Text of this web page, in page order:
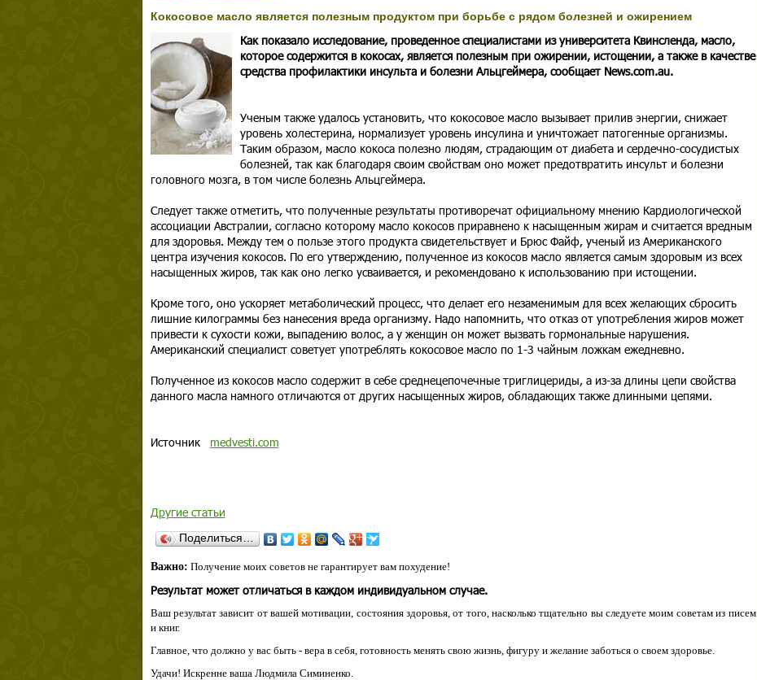
Кокосовое масло является полезным продуктом при борьбе с рядом болезней и ожирением
Как показало исследование, проведенное специалистами из университета Квинсленда, масло,
которое содержится в кокосах, является полезным при ожирении, истощении, а также в качестве
средства профилактики инсульта и болезни Альцгеймера, сообщает News.com.au.
Ученым также удалось установить, что кокосовое масло вызывает прилив энергии, снижает
уровень холестерина, нормализует уровень инсулина и уничтожает патогенные организмы.
Таким образом, масло кокоса полезно людям, страдающим от диабета и сердечно-сосудистых
болезней, так как благодаря своим свойствам оно может предотвратить инсульт и болезни
головного мозга, в том числе болезнь Альцгеймера.
Следует также отметить, что полученные результаты противоречат официальному мнению Кардиологической
ассоциации Австралии, согласно которому масло кокосов приравнено к насыщенным жирам и считается вредным
для здоровья. Между тем о пользе этого продукта свидетельствует и Брюс Файф, ученый из Американского
центра изучения кокосов. По его утверждению, полученное из кокосов масло является самым здоровым из всех
насыщенных жиров, так как оно легко усваивается, и рекомендовано к использованию при истощении.
Кроме того, оно ускоряет метаболический процесс, что делает его незаменимым для всех желающих сбросить
лишние килограммы без нанесения вреда организму. Надо напомнить, что отказ от употребления жиров может
привести к сухости кожи, выпадению волос, а у женщин он может вызвать гормональные нарушения.
Американский специалист советует употреблять кокосовое масло по 1-3 чайным ложкам ежедневно.
Полученное из кокосов масло содержит в себе среднецепочечные триглицериды, а из-за длины цепи свойства
данного масла намного отличаются от других насыщенных жиров, обладающих также длинными цепями.
Источник medvesti.com
Другие статьи
Поделиться…
Важно: Получение моих советов не гарантирует вам похудение!
Результат может отличаться в каждом индивидуальном случае.
Ваш результат зависит от вашей мотивации, состояния здоровья, от того, насколько тщательно вы следуете моим советам из писем
и книг.
Главное, что должно у вас быть - вера в себя, готовность менять свою жизнь, фигуру и желание заботься о своем здоровье.
Удачи! Искренне ваша Людмила Симиненко.